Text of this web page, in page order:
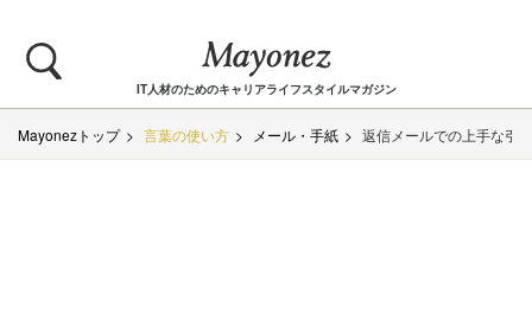
IT人材のためのキャリアライフスタイルマガジン
Mayonezトップ 言葉の使い方 メール・手紙 返信メールでの上手な引